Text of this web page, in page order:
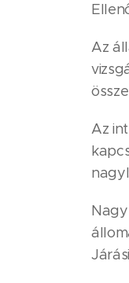
Az
Az